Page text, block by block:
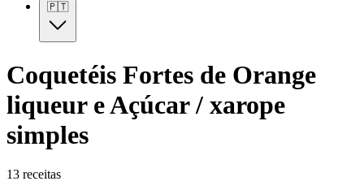
🇵🇹
Coquetéis Fortes de Orange
liqueur e Açúcar / xarope
simples
13 receitas